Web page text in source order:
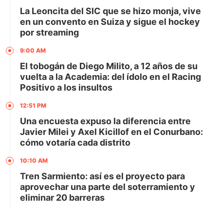
La Leoncita del SIC que se hizo monja, vive
en un convento en Suiza y sigue el hockey
por streaming
9:00 AM
El tobogán de Diego Milito, a 12 años de su
vuelta a la Academia: del ídolo en el Racing
Positivo a los insultos
12:51 PM
Una encuesta expuso la diferencia entre
Javier Milei y Axel Kicillof en el Conurbano:
cómo votaría cada distrito
10:10 AM
Tren Sarmiento: así es el proyecto para
aprovechar una parte del soterramiento y
eliminar 20 barreras